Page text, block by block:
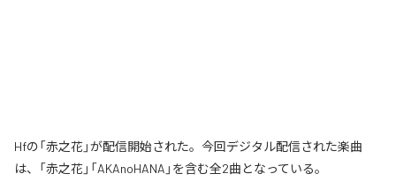
Hfの「赤之花」が配信開始された。今回デジタル配信された楽曲
は、「赤之花」「AKAnoHANA」を含む全2曲となっている。